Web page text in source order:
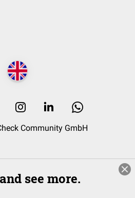
Community GmbH
see more.